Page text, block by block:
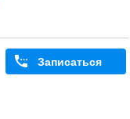
Записаться